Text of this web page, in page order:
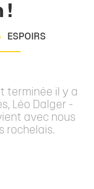
!
ESPOIRS
terminée il y a
Léo Dalger -
avec nous
rochelais.